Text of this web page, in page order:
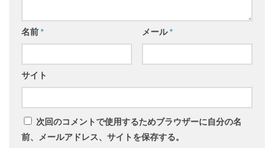
名前* メール*
サイト
次回のコメントで使用するためブラウザーに自分の名
前、メールアドレス、サイトを保存する。